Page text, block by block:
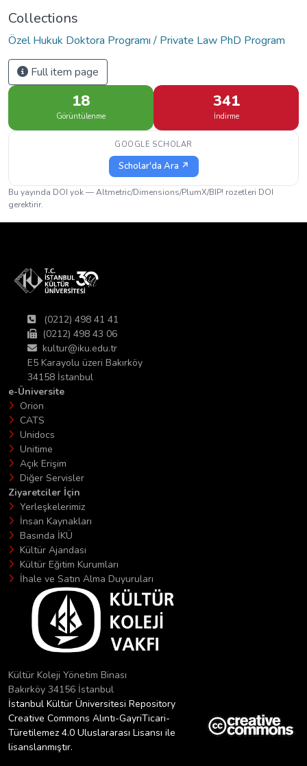
Collections
Özel Hukuk Doktora Programı / Private Law PhD Program
Full item page
18
Görüntülenme
341
İndirme
GOOGLE SCHOLAR
Scholar'da Ara ↗
Bu yayında DOI yok — Altmetric/Dimensions/PlumX/BIP! rozetleri DOI
gerektirir.
(0212) 498 41 41
(0212) 498 43 06
kultur@iku.edu.tr
E5 Karayolu üzeri Bakırköy
34158 İstanbul
e-Üniversite
Orion
CATS
Unidocs
Unitime
Açık Erişim
Diğer Servisler
Ziyaretciler İçin
Yerleşkelerimiz
İnsan Kaynakları
Basında İKÜ
Kültür Ajandası
Kültür Eğitim Kurumları
İhale ve Satın Alma Duyuruları
Kültür Koleji Yönetim Binası
Bakırköy 34156 İstanbul
İstanbul Kültür Üniversitesi Repository
Creative Commons Alıntı-GayriTicari-
Türetilemez 4.0 Uluslararası Lisansı ile
lisanslanmıştır.